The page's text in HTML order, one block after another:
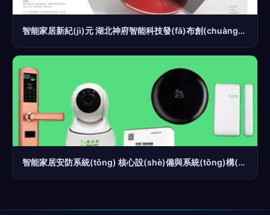
智能家居新紀(jì)元 湖北神府智能科技發(fā)布創(chuàng)新產(chǎn)品線
智能家居安防系統(tǒng) 核心設(shè)備與系統(tǒng)構(gòu)成解析